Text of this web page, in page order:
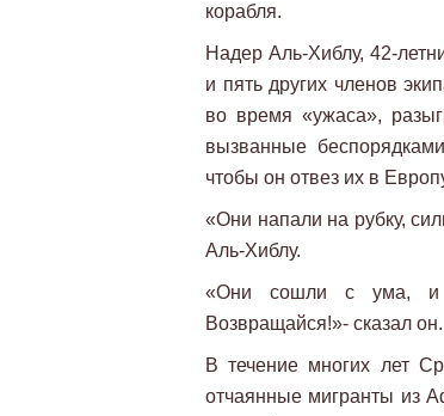
корабля.
Надер Аль-Хиблу, 42-
и пять других членов
во время «ужаса»,
вызванные
чтобы он отвез их в
«Они напали на рубку,
Аль-Хиблу.
«Они сошли с ума, и
Возвращайся!»- сказал он.
В течение многих лет
отчаянные мигранты из